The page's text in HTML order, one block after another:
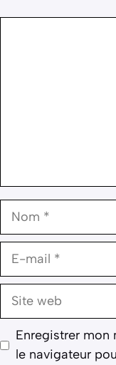
Nom
E-
Site
Enregistrer
le navigateur